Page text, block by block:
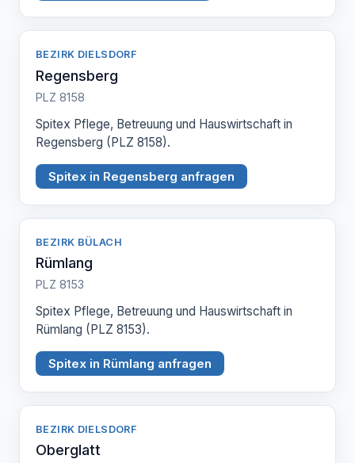
BEZIRK DIELSDORF
Regensberg
PLZ 8158
Spitex Pflege, Betreuung und Hauswirtschaft in
Regensberg (PLZ 8158).
Spitex in Regensberg anfragen
BEZIRK BÜLACH
Rümlang
PLZ 8153
Spitex Pflege, Betreuung und Hauswirtschaft in
Rümlang (PLZ 8153).
Spitex in Rümlang anfragen
BEZIRK DIELSDORF
Oberglatt